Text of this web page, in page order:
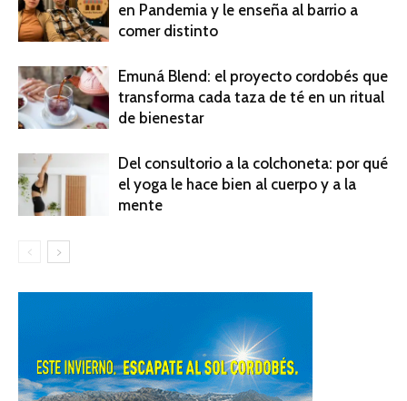
en Pandemia y le enseña al barrio a
comer distinto
Emuná Blend: el proyecto cordobés que
transforma cada taza de té en un ritual
de bienestar
Del consultorio a la colchoneta: por qué
el yoga le hace bien al cuerpo y a la
mente